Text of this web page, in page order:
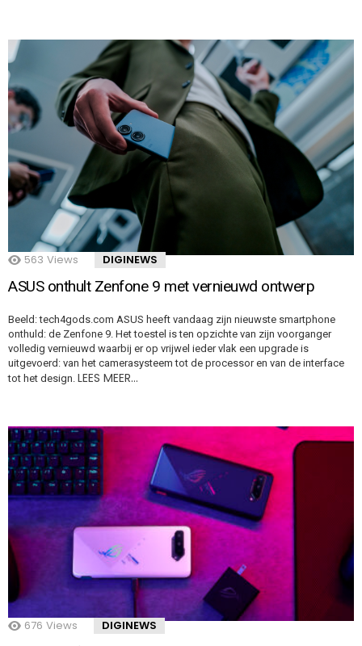
563 Views DIGINEWS
ASUS onthult Zenfone 9 met vernieuwd ontwerp
Beeld: tech4gods.com ASUS heeft vandaag zijn nieuwste smartphone
onthuld: de Zenfone 9. Het toestel is ten opzichte van zijn voorganger
volledig vernieuwd waarbij er op vrijwel ieder vlak een upgrade is
uitgevoerd: van het camerasysteem tot de processor en van de interface
tot het design. LEES MEER…
676 Views DIGINEWS